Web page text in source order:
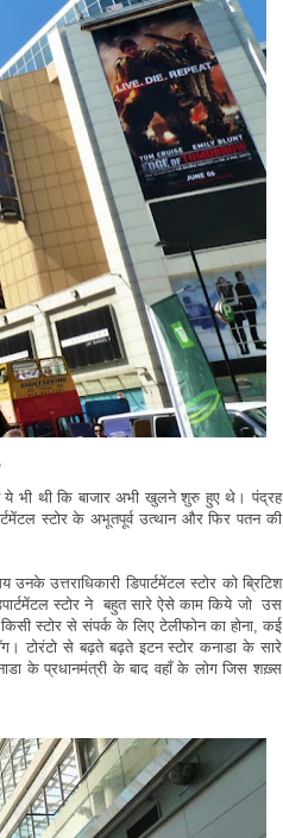
ये भी थी कि बाजार अभी खुलने शुरु हुए थे। पंद्रह
स्टोर के अभूतपूर्व उत्थान और फिर पतन की
उत्तराधिकारी डिपार्टमेंटल स्टोर को ब्रिटिश
स्टोर ने बहुत सारे ऐसे काम किये जो उस
स्टोर से संपर्क के लिए टेलीफोन का होना, कई
टोरंटो से बढ़ते बढ़ते इटन स्टोर कनाडा के सारे
के प्रधानमंत्री के बाद वहाँ के लोग जिस शख़्स